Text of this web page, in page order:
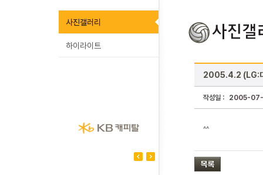
사진갤러리
하이라이트
2005.4.2 (LG:
작성일 : 2005-
^^